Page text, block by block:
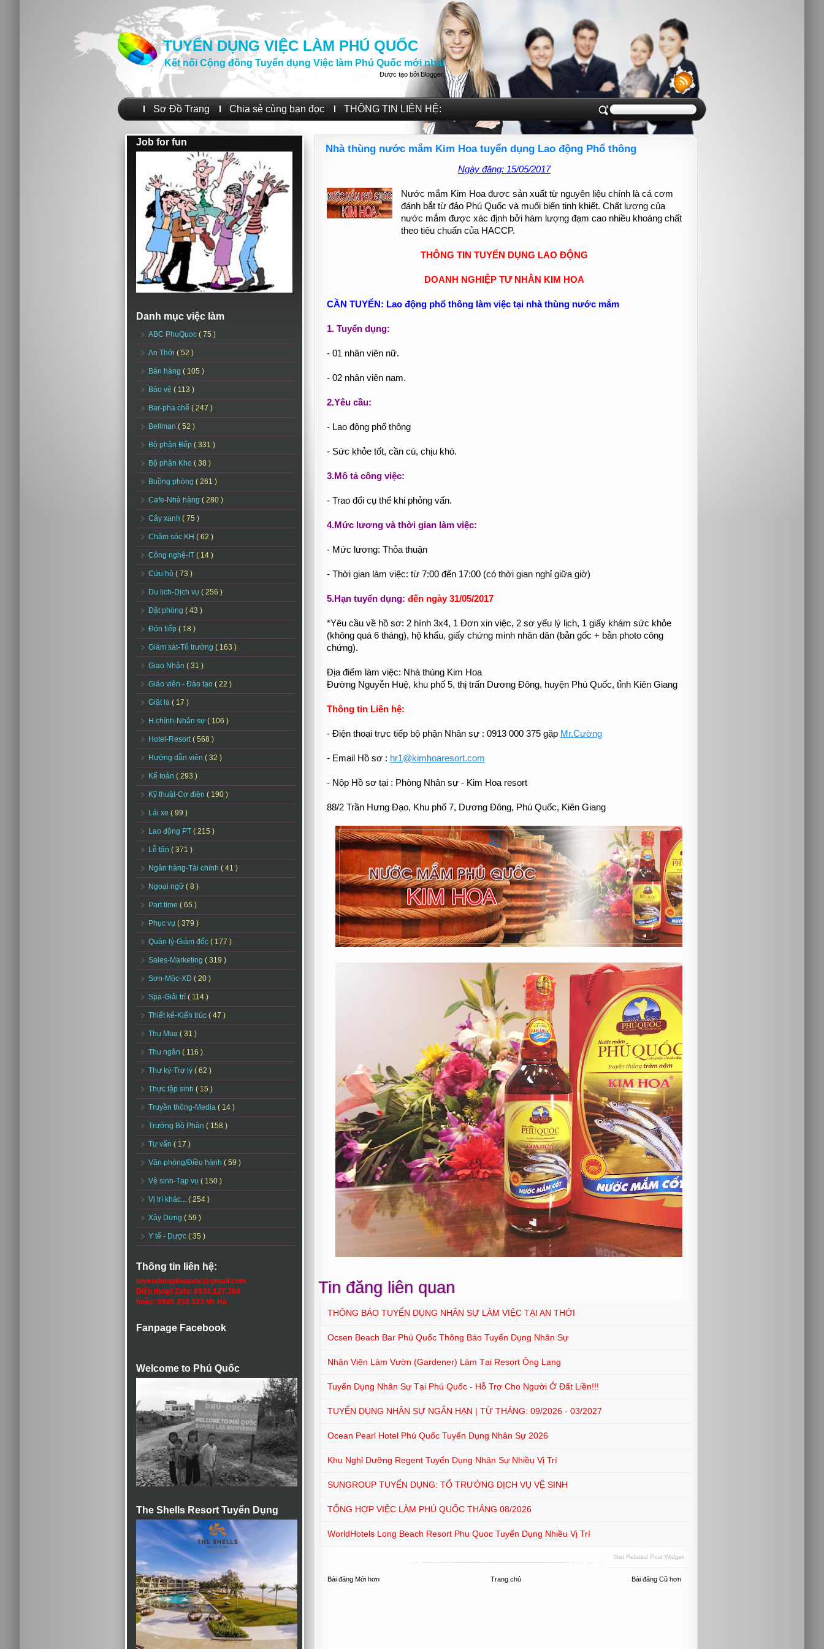
TUYỂN DỤNG VIỆC LÀM PHÚ QUỐC
Kết nối Cộng đồng Tuyển dụng Việc làm Phú Quốc mới nhất.
Được tạo bởi Blogger.
Sơ Đồ Trang Chia sẻ cùng bạn đọc THÔNG TIN LIÊN HỆ:
Job for fun
Danh mục việc làm
ABC PhuQuoc ( 75 )
An Thới ( 52 )
Bán hàng ( 105 )
Bảo vệ ( 113 )
Bar-pha chế ( 247 )
Bellman ( 52 )
Bộ phận Bếp ( 331 )
Bộ phận Kho ( 38 )
Buồng phòng ( 261 )
Cafe-Nhà hàng ( 280 )
Cây xanh ( 75 )
Chăm sóc KH ( 62 )
Công nghệ-IT ( 14 )
Cứu hộ ( 73 )
Du lịch-Dịch vụ ( 256 )
Đặt phòng ( 43 )
Đón tiếp ( 18 )
Giám sát-Tổ trưởng ( 163 )
Giao Nhận ( 31 )
Giáo viên - Đào tạo ( 22 )
Giặt là ( 17 )
H.chính-Nhân sự ( 106 )
Hotel-Resort( 568 )
Hướng dẫn viên ( 32 )
Kế toán ( 293 )
Kỹ thuật-Cơ điện ( 190 )
Lái xe ( 99 )
Lao động PT ( 215 )
Lễ tân ( 371 )
Ngân hàng-Tài chính ( 41 )
Ngoại ngữ ( 8 )
Part time ( 65 )
Phục vụ ( 379 )
Quản lý-Giám đốc ( 177 )
Sales-Marketing ( 319 )
Sơn-Mộc-XD ( 20 )
Spa-Giải trí ( 114 )
Thiết kế-Kiến trúc ( 47 )
Thu Mua ( 31 )
Thu ngân ( 116 )
Thư ký-Trợ lý ( 62 )
Thực tập sinh ( 15 )
Truyền thông-Media ( 14 )
Trưởng Bộ Phận ( 158 )
Tư vấn ( 17 )
Văn phòng/Điều hành ( 59 )
Vệ sinh-Tạp vụ ( 150 )
Vị trí khác... ( 254 )
Xây Dựng ( 59 )
Y tế - Dược ( 35 )
Thông tin liên hệ:
tuyendungphuquoc@gmail.com
Điện thoại/ Zalo: 0934.127.384
hoặc: 0985 258 323 Mr Hà
Fanpage Facebook
Welcome to Phú Quốc
The Shells Resort Tuyển Dụng
Nhà thùng nước mắm Kim Hoa tuyển dụng Lao động Phổ thông
Ngày đăng: 15/05/2017
Nước mắm Kim Hoa được sản xuất từ nguyên liệu chính là cá cơm
đánh bắt từ đảo Phú Quốc và muối biển tinh khiết. Chất lượng của
nước mắm được xác định bởi hàm lượng đạm cao nhiều khoáng chất
theo tiêu chuẩn của HACCP.
THÔNG TIN TUYỂN DỤNG LAO ĐỘNG
DOANH NGHIỆP TƯ NHÂN KIM HOA
CẦN TUYỂN: Lao động phổ thông làm việc tại nhà thùng nước mắm
1. Tuyển dụng:
- 01 nhân viên nữ.
- 02 nhân viên nam.
2.Yêu cầu:
- Lao động phổ thông
- Sức khỏe tốt, cần cù, chịu khó.
3.Mô tả công việc:
- Trao đổi cụ thể khi phỏng vấn.
4.Mức lương và thời gian làm việc:
- Mức lương: Thỏa thuận
- Thời gian làm việc: từ 7:00 đến 17:00 (có thời gian nghỉ giữa giờ)
5.Hạn tuyển dụng: đến ngày 31/05/2017
*Yêu cầu về hồ sơ: 2 hình 3x4, 1 Đơn xin việc, 2 sơ yếu lý lịch, 1 giấy khám sức khỏe
(không quá 6 tháng), hộ khẩu, giấy chứng minh nhân dân (bản gốc + bản photo công
chứng).
Địa điểm làm việc: Nhà thùng Kim Hoa
Đường Nguyễn Huệ, khu phố 5, thị trấn Dương Đông, huyện Phú Quốc, tỉnh Kiên Giang
Thông tin Liên hệ:
- Điện thoại trực tiếp bộ phận Nhân sự : 0913 000 375 gặp Mr.Cường
- Email Hồ sơ : hr1@kimhoaresort.com
- Nộp Hồ sơ tại : Phòng Nhân sự - Kim Hoa resort
88/2 Trần Hưng Đạo, Khu phố 7, Dương Đông, Phú Quốc, Kiên Giang
Tin đăng liên quan
THÔNG BÁO TUYỂN DỤNG NHÂN SỰ LÀM VIỆC TẠI AN THỚI
Ocsen Beach Bar Phú Quốc Thông Báo Tuyển Dụng Nhân Sự
Nhân Viên Làm Vườn (Gardener) Làm Tại Resort Ông Lang
Tuyển Dụng Nhân Sự Tại Phú Quốc - Hỗ Trợ Cho Người Ở Đất Liền!!!
TUYỂN DỤNG NHÂN SỰ NGẮN HẠN | TỪ THÁNG: 09/2026 - 03/2027
Ocean Pearl Hotel Phú Quốc Tuyển Dụng Nhân Sự 2026
Khu Nghỉ Dưỡng Regent Tuyển Dụng Nhân Sự Nhiều Vị Trí
SUNGROUP TUYỂN DỤNG: TỔ TRƯỞNG DỊCH VỤ VỆ SINH
TỔNG HỢP VIỆC LÀM PHÚ QUỐC THÁNG 08/2026
WorldHotels Long Beach Resort Phu Quoc Tuyển Dụng Nhiều Vị Trí
Get Related Post Widget
Bài đăng Mới hơn Bài đăng Cũ hơn
Trang chủ